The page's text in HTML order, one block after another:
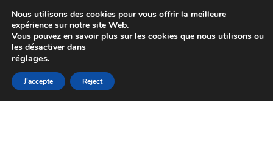
Colissimo livraison à partir de 7 EUR
Du lundi au vendredi de 9 h à 16 h
Aller
à
Aller
au
Nous utilisons des cookies pour vous offrir la meilleure
expérience sur notre site Web.
Vous pouvez en savoir plus sur les cookies que nous utilisons ou
les désactiver dans
réglages.
J'accepte Reject